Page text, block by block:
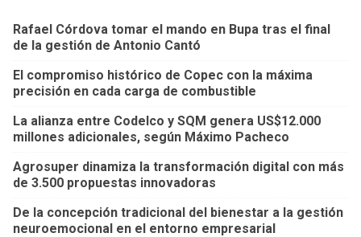
Rafael Córdova tomar el mando en Bupa tras el final
de la gestión de Antonio Cantó
El compromiso histórico de Copec con la máxima
precisión en cada carga de combustible
La alianza entre Codelco y SQM genera US$12.000
millones adicionales, según Máximo Pacheco
Agrosuper dinamiza la transformación digital con más
de 3.500 propuestas innovadoras
De la concepción tradicional del bienestar a la gestión
neuroemocional en el entorno empresarial